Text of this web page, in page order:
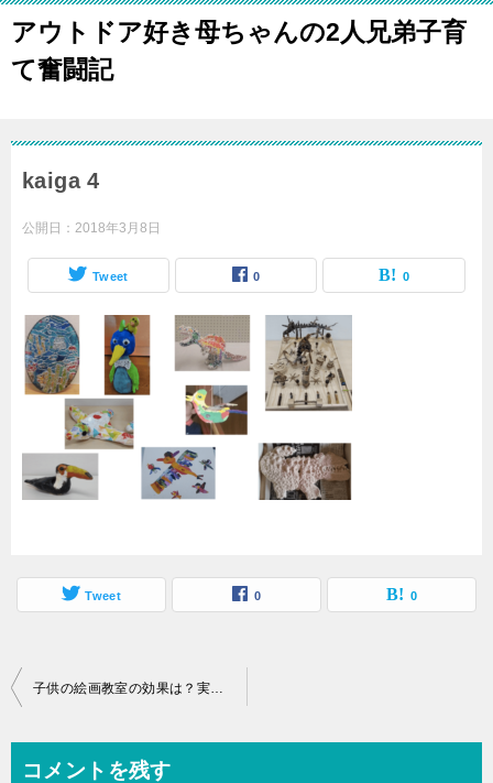
アウトドア好き母ちゃんの2人兄弟子育
て奮闘記
kaiga 4
公開日： 2018年3月8日
Tweet 0 0
Tweet 0 0
子供の絵画教室の効果は？実際習ってみてどうなのかを解説
コメントを残す